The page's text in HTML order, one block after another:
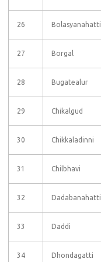
26 Bolasyanahatti
27 Borgal
28 Bugatealur
29 Chikalgud
30 Chikkaladinni
31 Chilbhavi
32 Dadabanahatti
33 Daddi
34 Dhondagatti